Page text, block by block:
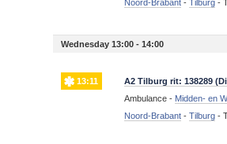
Noord-Brabant -Tilburg -
Wednesday 13:00 - 14:00
13:11
A2 Tilburg rit: 138289
Ambulance - Midden- en
Noord-Brabant -Tilburg -